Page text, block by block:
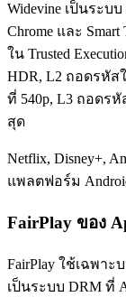
Widevine เป็นระ
Chrome และ
ใน Trusted
HDR, L2 ถอดรหัส
ที่ 540p, L3 ถอด
สุด
Netflix, Disney+,
แพลตฟอร์ม
FairPlay ของ
FairPlay ใช้เฉพาะ
เป็นระบบ DRM ที่